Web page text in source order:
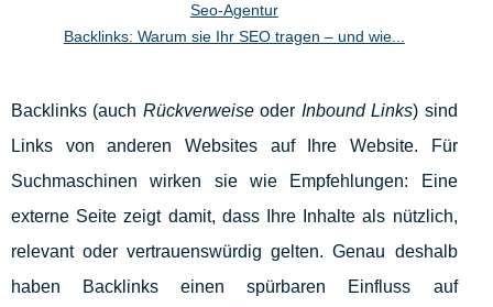
Seo-Agentur
Backlinks: Warum sie Ihr SEO tragen – und wie...
Backlinks (auch Rückverweiseoder Inbound Links) sind
Links von anderen Websites auf Ihre Website. Für
Suchmaschinen wirken sie wie Empfehlungen: Eine
externe Seite zeigt damit, dass Ihre Inhalte als nützlich,
relevant oder vertrauenswürdig gelten. Genau deshalb
haben Backlinks einen spürbaren Einfluss auf